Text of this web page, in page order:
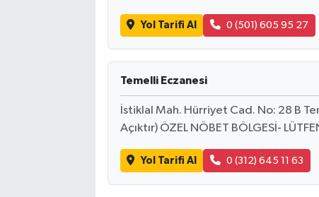
Yol Tarifi Al 0 (501) 605 95 27
Temelli Eczanesi
İstiklal Mah. Hürriyet Cad. No: 28 B
Açıktır) ÖZEL NÖBET BÖLGESİ-
Yol Tarifi Al 0 (312) 645 11 63